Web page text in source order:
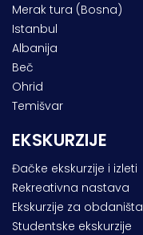
Merak tura (Bosna)
Istanbul
Albanija
Beč
Ohrid
Temišvar
EKSKURZIJE
Đačke ekskurzije i izleti
Rekreativna nastava
Ekskurzije za obdaništa
Studentske ekskurzije